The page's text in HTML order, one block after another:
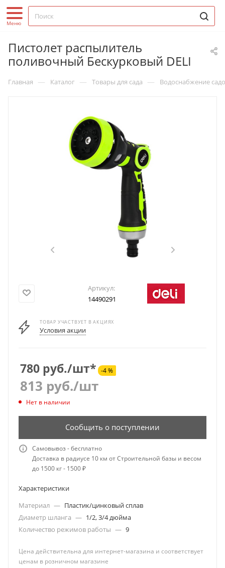
Пистолет распылитель
поливочный Бескурковый DЕLI
Главная — Каталог — Товары для сада — Водоснабжение
Артикул:
14490291
ТОВАР УЧАСТВУЕТ В АКЦИЯХ
Условия акции
780 руб./шт* -4 %
813 руб./шт
Нет в наличии
Сообщить о поступлении
Самовывоз - бесплатно
Доставка в радиусе 10 км от Строительной базы и весом
до 1500 кг - 1500 ₽
Характеристики
Материал — Пластик/цинковый сплав
Диаметр шланга — 1/2, 3/4 дюйма
Количество режимов работы — 9
Цена действительна для интернет-магазина и соответствует
ценам в розничном магазине